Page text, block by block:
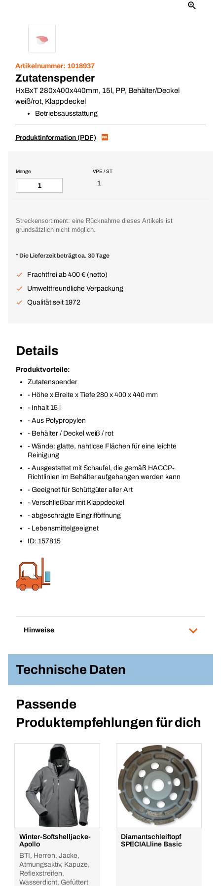
Artikelnummer: 1018937
Zutatenspender
HxBxT 280x400x440mm, 15l, PP, Behälter/Deckel
weiß/rot, Klappdeckel
Betriebsausstattung
Produktinformation (PDF)
VPE / ST
1
Menge
Streckensortiment: eine Rücknahme dieses Artikels ist
grundsätzlich nicht möglich.
* Die Lieferzeit beträgt ca. 30 Tage
Frachtfrei ab 400 € (netto)
Umweltfreundliche Verpackung
Qualität seit 1972
Details
Produktvorteile:
Zutatenspender
- Höhe x Breite x Tiefe 280 x 400 x 440 mm
- Inhalt 15 l
- Aus Polypropylen
- Behälter / Deckel weiß / rot
- Wände: glatte, nahtlose Flächen für eine leichte
Reinigung
- Ausgestattet mit Schaufel, die gemäß HACCP-
Richtlinien im Behälter aufgehangen werden kann
- Geeignet für Schüttgüter aller Art
- Verschließbar mit Klappdeckel
- abgeschrägte Eingrifföffnung
- Lebensmittelgeeignet
ID: 157815
Hinweise
Technische Daten
Passende
Produktempfehlungen für dich
Winter-Softshelljacke-
Apollo
BTI, Herren, Jacke,
Atmungsaktiv, Kapuze,
Reflexstreifen,
Wasserdicht, Gefüttert
Diamantschleiftopf
SPECIALline Basic